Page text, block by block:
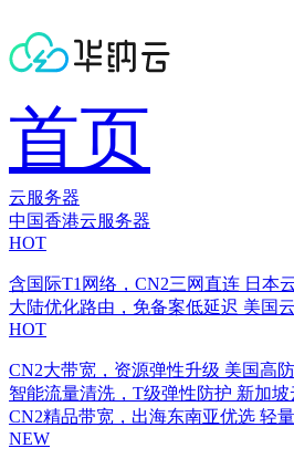
首页
云服务器
中国香港云服务器
HOT
含国际T1网络，CN2三网直连 日本
大陆优化路由，免备案低延迟 美国
HOT
CN2大带宽，资源弹性升级 美国高
智能流量清洗，T级弹性防护 新加坡
CN2精品带宽，出海东南亚优选 轻
NEW